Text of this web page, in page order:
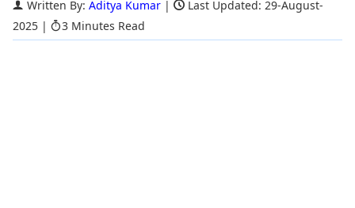
Written By: Aditya Kumar |
Last Updated: 29-August-
2025 | 3 Minutes Read